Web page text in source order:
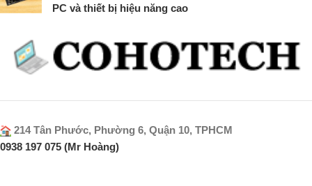
PC và thiết bị hiệu năng cao
214 Tân Phước, Phường 6, Quận 10, TPHCM
0938 197 075 (Mr Hoàng)